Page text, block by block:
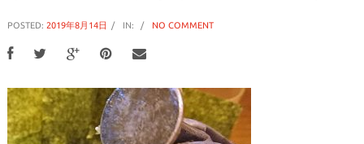
POSTED: 2019年8月14日 IN: NO COMMENT